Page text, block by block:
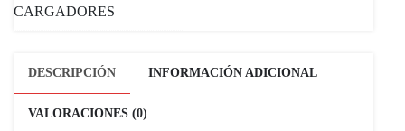
CARGADORES
DESCRIPCIÓN INFORMACIÓN ADICIONAL
VALORACIONES (0)